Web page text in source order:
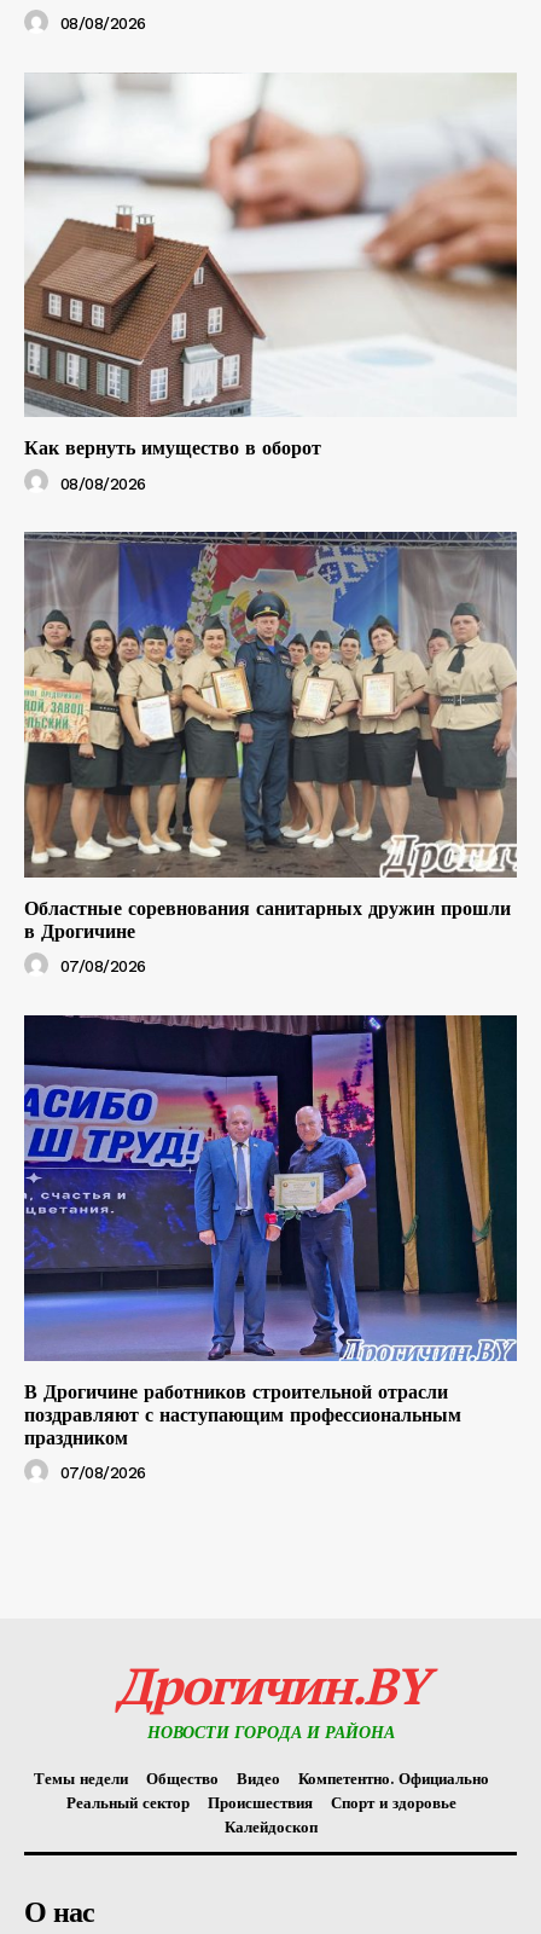
08/08/2026
Как вернуть имущество в оборот
08/08/2026
Областные соревнования санитарных дружин прошли
в Дрогичине
07/08/2026
В Дрогичине работников строительной отрасли
поздравляют с наступающим профессиональным
праздником
07/08/2026
Дрогичин.BY
НОВОСТИ ГОРОДА И РАЙОНА
Темы недели Общество Видео
Компетентно. Официально
Реальный сектор
Происшествия
Спорт и здоровье
Калейдоскоп
О нас